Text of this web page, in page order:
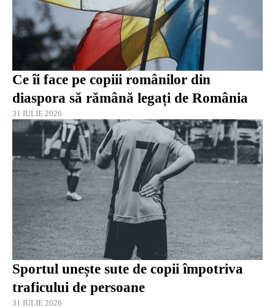
Ce îi face pe copiii românilor din
diaspora să rămână legați de România
31 IULIE 2026
Sportul unește sute de copii împotriva
traficului de persoane
31 IULIE 2026